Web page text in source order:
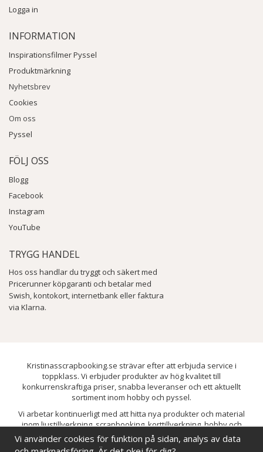
Logga in
INFORMATION
Inspirationsfilmer Pyssel
Produktmärkning
Nyhetsbrev
Cookies
Om oss
Pyssel
FÖLJ OSS
Blogg
Facebook
Instagram
YouTube
TRYGG HANDEL
Hos oss handlar du tryggt och säkert med
Pricerunner köpgaranti och betalar med
Swish, kontokort, internetbank eller faktura
via Klarna.
Kristinasscrapbooking.se strävar efter att erbjuda service i
toppklass. Vi erbjuder produkter av hög kvalitet till
konkurrenskraftiga priser, snabba leveranser och ett aktuellt
sortiment inom hobby och pyssel.
Vi arbetar kontinuerligt med att hitta nya produkter och material
inom ljustillverkning, scrapbooking, korttillverkning, hobby och
pyssel. Målet är att bredda sortimentet och löpande förbättra och
utveckla vårt utbud, så att du alltid kan hitta det du behöver hos oss.
Vi använder cookies för funktion på sidan, analys av data